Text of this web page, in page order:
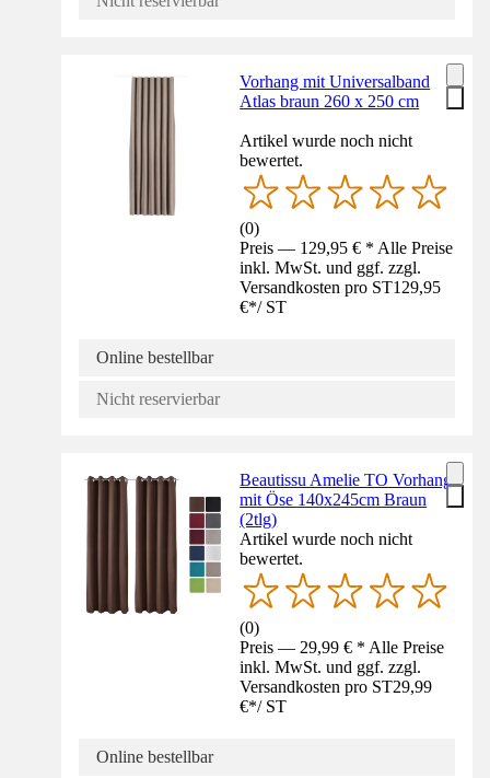
Vorhang mit Universalband
Atlas braun 260 x 250 cm
Artikel wurde noch nicht
bewertet.
(0)
Preis — 129,95 € * Alle Preise
inkl. MwSt. und ggf. zzgl.
Versandkosten pro ST129,95
€*/ ST
Online bestellbar
Nicht reservierbar
Beautissu Amelie TO Vorhang
mit Öse 140x245cm Braun
(2tlg)
Artikel wurde noch nicht
bewertet.
(0)
Preis — 29,99 € * Alle Preise
inkl. MwSt. und ggf. zzgl.
Versandkosten pro ST29,99
€*/ ST
Online bestellbar